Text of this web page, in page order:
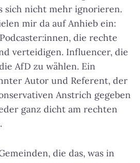
sich nicht mehr ignorieren.
mir da auf Anhieb ein:
die rechte
verteidigen. Influencer, die
AfD zu wählen. Ein
Autor und Referent, der
Anstrich gegeben
ganz dicht am rechten
die das, was in